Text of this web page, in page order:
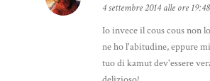
4 settembre 2014 alle ore 19:48
Io invece il cous cous non
ne ho l'abitudine, eppure
tuo di kamut dev'essere